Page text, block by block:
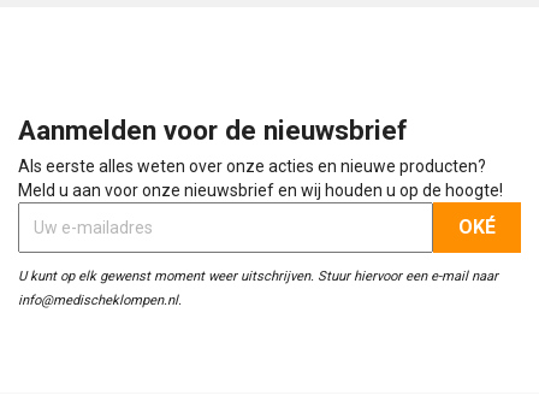
Aanmelden voor de nieuwsbrief
Als eerste alles weten over onze acties en nieuwe producten?
Meld u aan voor onze nieuwsbrief en wij houden u op de hoogte!
U kunt op elk gewenst moment weer uitschrijven. Stuur hiervoor een e-mail naar
info@medischeklompen.nl.